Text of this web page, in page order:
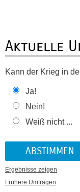
Aktuelle
Kann der Krieg in
Ja!
Nein!
Weiß nicht ...
Ergebnisse zeigen
Frühere Umfragen